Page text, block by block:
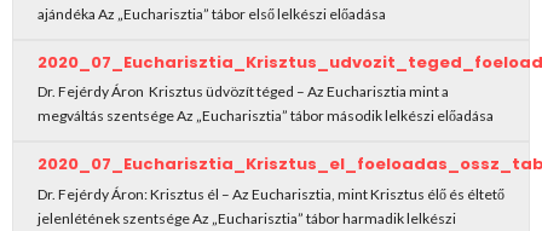
ajándéka Az „Eucharisztia” tábor első lelkészi előadása
Dr. Fejérdy Áron Krisztus üdvözít téged – Az Eucharisztia mint a
megváltás szentsége Az „Eucharisztia” tábor második lelkészi előadása
Dr. Fejérdy Áron: Krisztus él – Az Eucharisztia, mint Krisztus élő és éltető
jelenlétének szentsége Az „Eucharisztia” tábor harmadik lelkészi